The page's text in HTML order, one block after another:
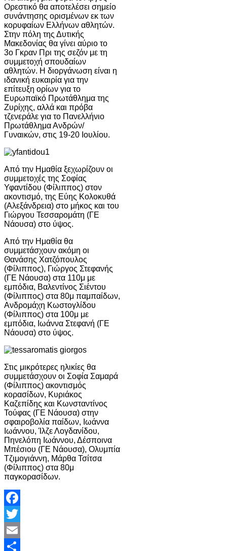
Ορεστικό θα αποτελέσει σημείο
συνάντησης ορισμένων εκ των
κορυφαίων Ελλήνων αθλητών.
Στην πόλη της Δυτικής
Μακεδονίας θα γίνει αύριο το
3ο Γκραν Πρι της σεζόν με τη
συμμετοχή σπουδαίων
αθλητών. Η διοργάνωση είναι η
ιδανική ευκαιρία για την
επίτευξη ορίων για το
Ευρωπαϊκό Πρωτάθλημα της
Ζυρίχης, αλλά και πρόβα
τζενεράλε για το Πανελλήνιο
Πρωτάθλημα Ανδρών/
Γυναικών, στις 19-20 Ιουλίου.
Από την Ημαθία ξεχωρίζουν οι
συμμετοχές της Σοφίας
Υφαντίδου (Φίλιππος) στον
ακοντισμό, της Εύης Κολοκυθά
(Αλεξάνδρεια) στο μήκος και του
Γιώργου Τεσσαρομάτη (ΓΕ
Νάουσα) στο ύψος.
Από την Ημαθία θα
συμμετάσχουν ακόμη οι
Θανάσης Χατζόπουλος
(Φίλιππος), Γιώργος Στεφανής
(ΓΕ Νάουσα) στα 110μ με
εμπόδια, Βαλεντίνος Σιέντου
(Φίλιππος) στα 80μ παμπαίδων,
Ανδρομάχη Κωστογλίδου
(Φίλιππος) στα 100μ με
εμπόδια, Ιωάννα Στεφανή (ΓΕ
Νάουσα) στο ύψος.
Στις μικρότερες ηλικίες θα
συμμετάσχουν οι Σοφία Σαμαρά
(Φίλιππος) ακοντισμός
κορασίδων, Κυριάκος
Καζεπίδης και Κωνσταντίνος
Τούφας (ΓΕ Νάουσα) στην
σφαιροβολία παίδων, Ιωάννα
Ιωάννου, Ίλζε Λογδανίδου,
Πηνελόπη Ιωάννου, Δέσποινα
Μπέσιου (ΓΕ Νάουσα), Ολυμπία
Τζιμογιάννη, Μάρθα Τσίτσα
(Φίλιππος) στα 80μ
παγκορασίδων.
Facebook
Twitter
Email